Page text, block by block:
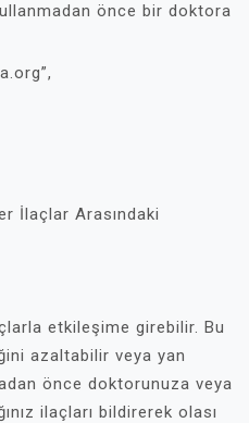
önce bir doktora
İlaçlar Arasındaki
etkileşime girebilir. Bu
azaltabilir veya yan
önce doktorunuza veya
ilaçları bildirerek olası